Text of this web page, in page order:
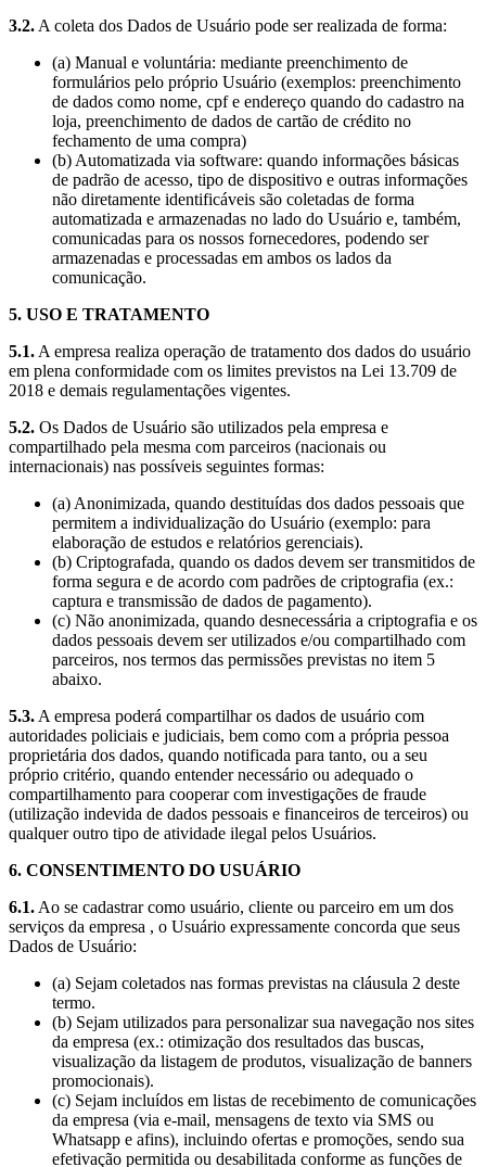
3.2. A coleta dos Dados de Usuário pode ser realizada de forma:
(a) Manual e voluntária: mediante preenchimento de
formulários pelo próprio Usuário (exemplos: preenchimento
de dados como nome, cpf e endereço quando do cadastro na
loja, preenchimento de dados de cartão de crédito no
fechamento de uma compra)
(b) Automatizada via software: quando informações básicas
de padrão de acesso, tipo de dispositivo e outras informações
não diretamente identificáveis são coletadas de forma
automatizada e armazenadas no lado do Usuário e, também,
comunicadas para os nossos fornecedores, podendo ser
armazenadas e processadas em ambos os lados da
comunicação.
5. USO E TRATAMENTO
5.1. A empresa realiza operação de tratamento dos dados do usuário
em plena conformidade com os limites previstos na Lei 13.709 de
2018 e demais regulamentações vigentes.
5.2. Os Dados de Usuário são utilizados pela empresa e
compartilhado pela mesma com parceiros (nacionais ou
internacionais) nas possíveis seguintes formas:
(a) Anonimizada, quando destituídas dos dados pessoais que
permitem a individualização do Usuário (exemplo: para
elaboração de estudos e relatórios gerenciais).
(b) Criptografada, quando os dados devem ser transmitidos de
forma segura e de acordo com padrões de criptografia (ex.:
captura e transmissão de dados de pagamento).
(c) Não anonimizada, quando desnecessária a criptografia e os
dados pessoais devem ser utilizados e/ou compartilhado com
parceiros, nos termos das permissões previstas no item 5
abaixo.
5.3. A empresa poderá compartilhar os dados de usuário com
autoridades policiais e judiciais, bem como com a própria pessoa
proprietária dos dados, quando notificada para tanto, ou a seu
próprio critério, quando entender necessário ou adequado o
compartilhamento para cooperar com investigações de fraude
(utilização indevida de dados pessoais e financeiros de terceiros) ou
qualquer outro tipo de atividade ilegal pelos Usuários.
6. CONSENTIMENTO DO USUÁRIO
6.1. Ao se cadastrar como usuário, cliente ou parceiro em um dos
serviços da empresa , o Usuário expressamente concorda que seus
Dados de Usuário:
(a) Sejam coletados nas formas previstas na cláusula 2 deste
termo.
(b) Sejam utilizados para personalizar sua navegação nos sites
da empresa (ex.: otimização dos resultados das buscas,
visualização da listagem de produtos, visualização de banners
promocionais).
(c) Sejam incluídos em listas de recebimento de comunicações
da empresa (via e-mail, mensagens de texto via SMS ou
Whatsapp e afins), incluindo ofertas e promoções, sendo sua
efetivação permitida ou desabilitada conforme as funções de